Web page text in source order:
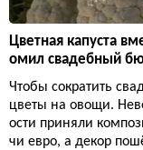
Цветная капуста
омил свадебный
Чтобы сократить
цветы на овощи.
ости приняли
чи евро, а декор